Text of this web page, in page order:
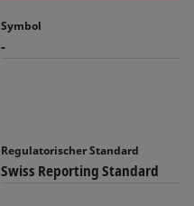
Symbol
-
Regulatorischer Standard
Swiss Reporting Standard